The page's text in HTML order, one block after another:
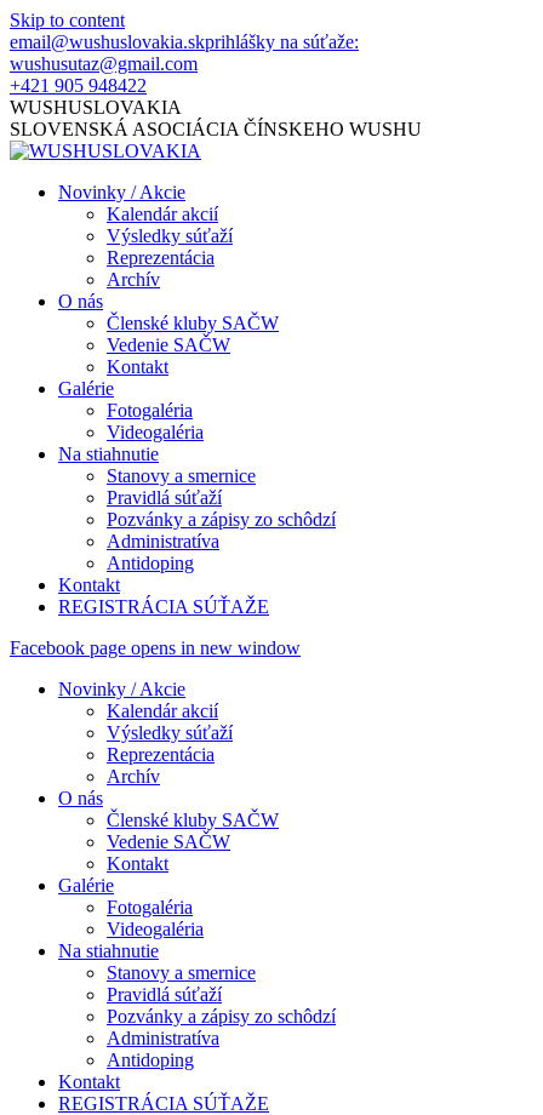
Skip to content
email@wushuslovakia.skprihlášky na súťaže:
wushusutaz@gmail.com
+421 905 948422
WUSHUSLOVAKIA
SLOVENSKÁ ASOCIÁCIA ČÍNSKEHO WUSHU
Novinky / Akcie
Kalendár akcií
Výsledky súťaží
Reprezentácia
Archív
O nás
Členské kluby SAČW
Vedenie SAČW
Kontakt
Galérie
Fotogaléria
Videogaléria
Na stiahnutie
Stanovy a smernice
Pravidlá súťaží
Pozvánky a zápisy zo schôdzí
Administratíva
Antidoping
Kontakt
REGISTRÁCIA SÚŤAŽE
Facebook page opens in new window
Novinky / Akcie
Kalendár akcií
Výsledky súťaží
Reprezentácia
Archív
O nás
Členské kluby SAČW
Vedenie SAČW
Kontakt
Galérie
Fotogaléria
Videogaléria
Na stiahnutie
Stanovy a smernice
Pravidlá súťaží
Pozvánky a zápisy zo schôdzí
Administratíva
Antidoping
Kontakt
REGISTRÁCIA SÚŤAŽE